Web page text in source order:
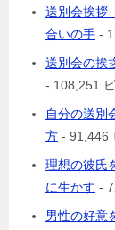
送別会挨拶
合いの手 -
送別会の挨
- 108,251
自分の送別
方 - 91,446
理想の彼氏
に生かす -
男性の好意